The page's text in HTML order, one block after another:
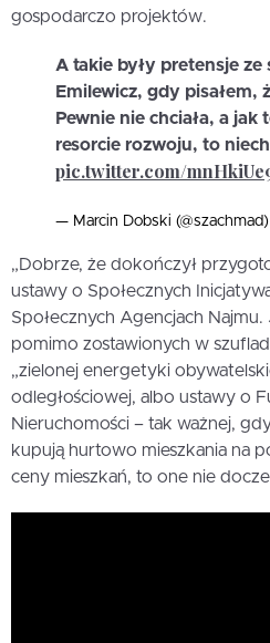
gospodarczo projektów.
A takie były pretensje
Emilewicz, gdy pisałem,
Pewnie nie chciała, a jak
resorcie rozwoju, to
pic.twitter.com/
— Marcin Dobski (@szachmad)
„Dobrze, że dokończył
ustawy o Społecznych
Społecznych Agencjach Najmu.
pomimo zostawionych w
„zielonej energetyki
odległościowej, albo ustawy o
Nieruchomości – tak ważnej,
kupują hurtowo mieszkania na
ceny mieszkań, to one nie